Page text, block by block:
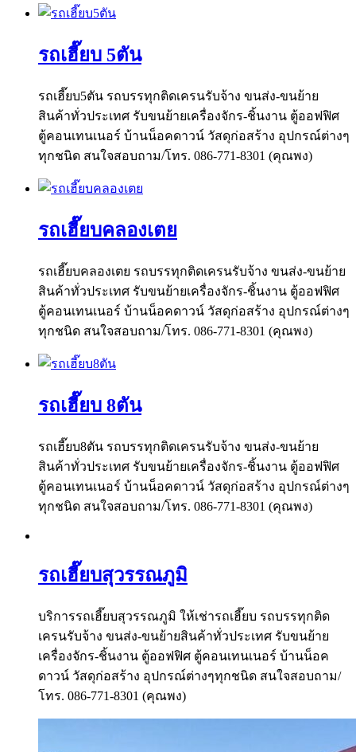
รถเฮี๊ยบ 5ตัน
รถเฮี๊ยบ5ตัน รถบรรทุกติดเครนรับจ้าง ขนส่ง-ขนย้าย
สินค้าทั่วประเทศ รับขนย้ายเครื่องจักร-ชิ้นงาน ตู้ออฟฟิศ
ตู้คอนเทนเนอร์ บ้านน็อคดาวน์ วัสดุก่อสร้าง อุปกรณ์ต่างๆ
ทุกชนิด สนใจสอบถาม/โทร. 086-771-8301 (คุณพง)
รถเฮี๊ยบคลองเตย
รถเฮี๊ยบคลองเตย รถบรรทุกติดเครนรับจ้าง ขนส่ง-ขนย้าย
สินค้าทั่วประเทศ รับขนย้ายเครื่องจักร-ชิ้นงาน ตู้ออฟฟิศ
ตู้คอนเทนเนอร์ บ้านน็อคดาวน์ วัสดุก่อสร้าง อุปกรณ์ต่างๆ
ทุกชนิด สนใจสอบถาม/โทร. 086-771-8301 (คุณพง)
รถเฮี๊ยบ 8ตัน
รถเฮี๊ยบ8ตัน รถบรรทุกติดเครนรับจ้าง ขนส่ง-ขนย้าย
สินค้าทั่วประเทศ รับขนย้ายเครื่องจักร-ชิ้นงาน ตู้ออฟฟิศ
ตู้คอนเทนเนอร์ บ้านน็อคดาวน์ วัสดุก่อสร้าง อุปกรณ์ต่างๆ
ทุกชนิด สนใจสอบถาม/โทร. 086-771-8301 (คุณพง)
รถเฮี๊ยบสุวรรณภูมิ
บริการรถเฮี๊ยบสุวรรณภูมิ ให้เช่ารถเฮี๊ยบ รถบรรทุกติด
เครนรับจ้าง ขนส่ง-ขนย้ายสินค้าทั่วประเทศ รับขนย้าย
เครื่องจักร-ชิ้นงาน ตู้ออฟฟิศ ตู้คอนเทนเนอร์ บ้านน็อค
ดาวน์ วัสดุก่อสร้าง อุปกรณ์ต่างๆทุกชนิด สนใจสอบถาม/
โทร. 086-771-8301 (คุณพง)